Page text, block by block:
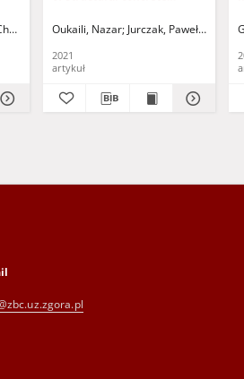
- red.Ahmed Mechakra, Hamza Safi, Brahim
Oukaili, Nazar Jurczak, Paweł - red.
2021
artykuł